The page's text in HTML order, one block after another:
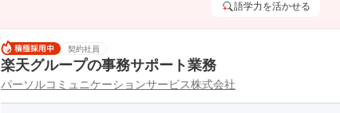
語学力を活かせる
契約社員
楽天グループの事務サポート業務
パーソルコミュニケーションサービス株式会社